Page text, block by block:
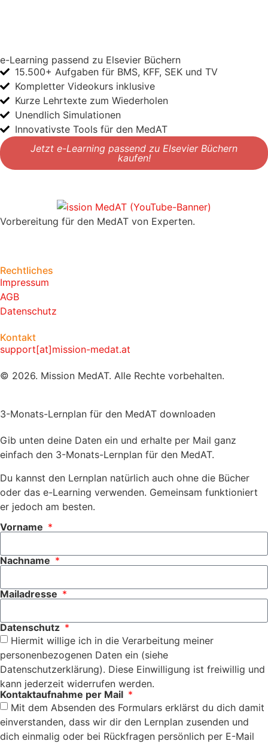
e-Learning passend zu Elsevier Büchern
15.500+ Aufgaben für BMS, KFF, SEK und TV
Kompletter Videokurs inklusive
Kurze Lehrtexte zum Wiederholen
Unendlich Simulationen
Innovativste Tools für den MedAT
Jetzt e-Learning passend zu Elsevier Büchern
kaufen!
Vorbereitung für den MedAT von Experten.
Rechtliches
Impressum
AGB
Datenschutz
Kontakt
support[at]mission-medat.at
© 2026. Mission MedAT. Alle Rechte vorbehalten.
3-Monats-Lernplan für den MedAT downloaden
Gib unten deine Daten ein und erhalte per Mail ganz
einfach den 3-Monats-Lernplan für den MedAT.
Du kannst den Lernplan natürlich auch ohne die Bücher
oder das e-Learning verwenden. Gemeinsam funktioniert
er jedoch am besten.
Vorname
Nachname
Mailadresse
Datenschutz
Hiermit willige ich in die Verarbeitung meiner
personenbezogenen Daten ein (siehe
Datenschutzerklärung). Diese Einwilligung ist freiwillig und
kann jederzeit widerrufen werden.
Kontaktaufnahme per Mail
Mit dem Absenden des Formulars erklärst du dich damit
einverstanden, dass wir dir den Lernplan zusenden und
dich einmalig oder bei Rückfragen persönlich per E-Mail